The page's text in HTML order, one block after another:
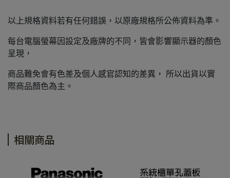
以上規格資料若有任何錯誤，以原廠規格所公佈資料為準。
每台電腦螢幕因設定及廠牌的不同，皆會影響顯示器的顏色
呈現，
商品難免會有色差及個人感官認知的差異， 所以出貨以實
際商品顏色為主。
相關商品